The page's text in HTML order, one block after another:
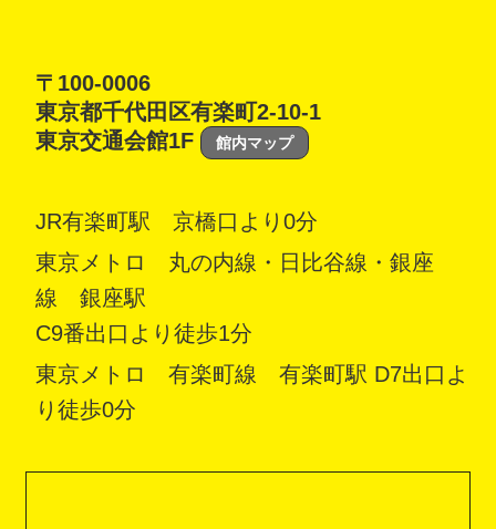
〒100-0006
東京都千代田区有楽町2-10-1
東京交通会館1F
館内マップ
JR有楽町駅 京橋口より0分
東京メトロ 丸の内線・日比谷線・銀座
線 銀座駅
C9番出口より徒歩1分
東京メトロ 有楽町線 有楽町駅 D7出口よ
り徒歩0分